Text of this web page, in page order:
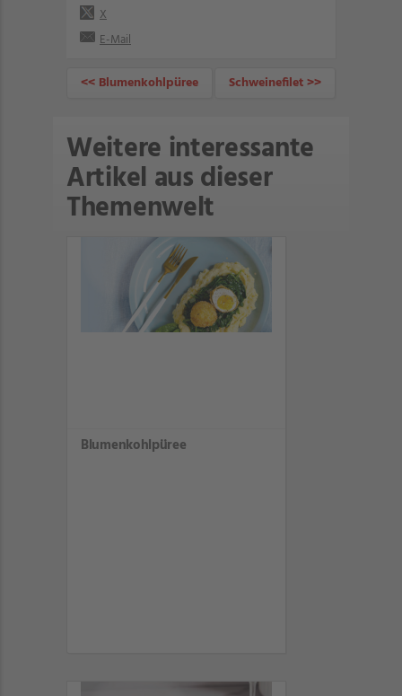
X
E-Mail
<< Blumenkohlpüree Schweinefilet >>
Weitere interessante
Artikel aus dieser
Themenwelt
Blumenkohlpüree